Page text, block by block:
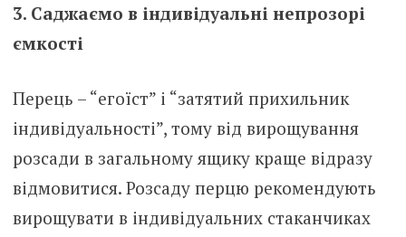
3. Саджаємо в індивідуальні непрозорі
ємкості
Перець – “егоїст” і “затятий прихильник
індивідуальності”, тому від вирощування
розсади в загальному ящику краще відразу
відмовитися. Розсаду перцю рекомендують
вирощувати в індивідуальних стаканчиках